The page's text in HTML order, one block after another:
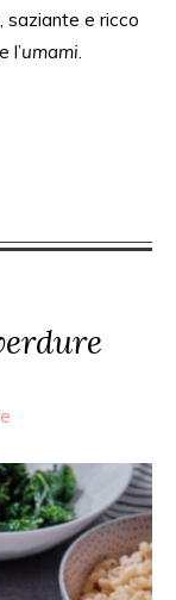
saziante e ricco
l’umami